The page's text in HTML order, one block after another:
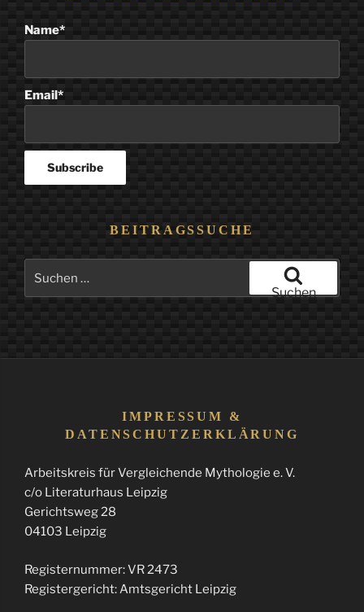
Name*
Email*
BEITRAGSSUCHE
nach:
Suchen
IMPRESSUM &
DATENSCHUTZERKLÄRUNG
Arbeitskreis für Vergleichende Mythologie e. V.
c/o Literaturhaus Leipzig
Gerichtsweg 28
04103 Leipzig
Registernummer: VR 2473
Registergericht: Amtsgericht Leipzig